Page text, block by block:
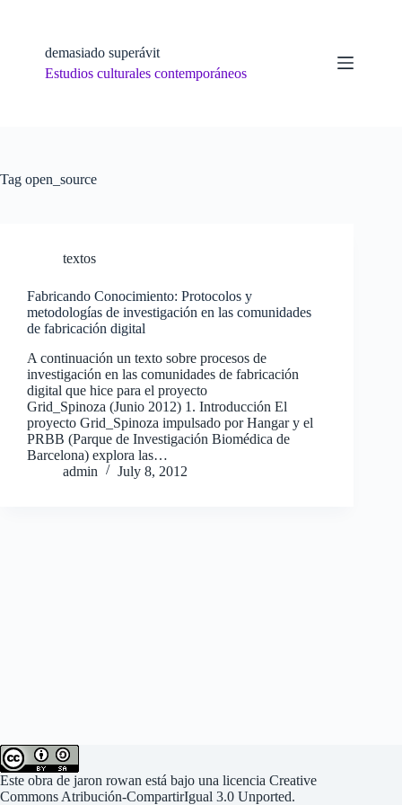
demasiado superávit
Estudios culturales contemporáneos
Tag open_source
textos
Fabricando Conocimiento: Protocolos y
metodologías de investigación en las comunidades
de fabricación digital
A continuación un texto sobre procesos de
investigación en las comunidades de fabricación
digital que hice para el proyecto
Grid_Spinoza (Junio 2012) 1. Introducción El
proyecto Grid_Spinoza impulsado por Hangar y el
PRBB (Parque de Investigación Biomédica de
Barcelona) explora las…
admin
July 8, 2012
Este obra de jaron rowan está bajo una licencia Creative
Commons Atribución-CompartirIgual 3.0 Unported.